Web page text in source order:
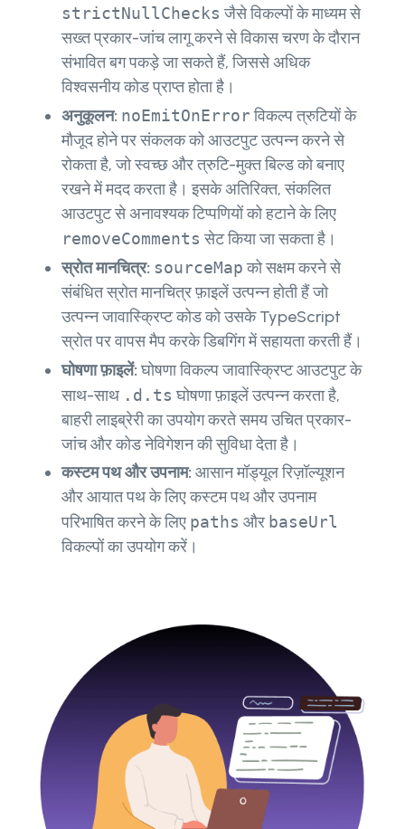
strictNullChecks जैसे विकल्पों के माध्यम से
सख्त प्रकार-जांच लागू करने से विकास चरण के दौरान
संभावित बग पकड़े जा सकते हैं, जिससे अधिक
विश्वसनीय कोड प्राप्त होता है।
अनुकूलन: noEmitOnErrorविकल्प त्रुटियों के
मौजूद होने पर संकलक को आउटपुट उत्पन्न करने से
रोकता है, जो स्वच्छ और त्रुटि-मुक्त बिल्ड को बनाए
रखने में मदद करता है। इसके अतिरिक्त, संकलित
आउटपुट से अनावश्यक टिप्पणियों को हटाने के लिए
removeComments सेट किया जा सकता है।
स्रोत मानचित्र: sourceMapको सक्षम करने से
संबंधित स्रोत मानचित्र फ़ाइलें उत्पन्न होती हैं जो
उत्पन्न जावास्क्रिप्ट कोड को उसके TypeScript
स्रोत पर वापस मैप करके डिबगिंग में सहायता करती हैं।
घोषणा फ़ाइलें:घोषणाविकल्प जावास्क्रिप्ट आउटपुट के
साथ-साथ .d.ts घोषणा फ़ाइलें उत्पन्न करता है,
बाहरी लाइब्रेरी का उपयोग करते समय उचित प्रकार-
जांच और कोड नेविगेशन की सुविधा देता है।
कस्टम पथ और उपनाम: आसान मॉड्यूल रिज़ॉल्यूशन
और आयात पथ के लिए कस्टम पथ और उपनाम
परिभाषित करने के लिए paths और baseUrl
विकल्पों का उपयोग करें।